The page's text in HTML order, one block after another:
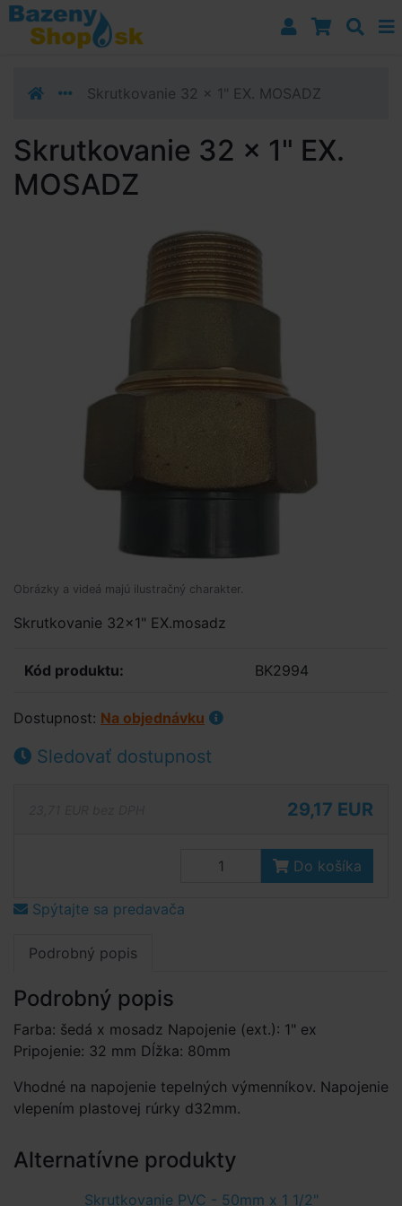
Prejsť k navigácii
Prejsť na obsah
Prejsť k bočnému stĺpci
Skrutkovanie 32 x 1" EX. MOSADZ
Skrutkovanie 32 x 1" EX.
MOSADZ
Obrázky a videá majú ilustračný charakter.
Skrutkovanie 32x1" EX.mosadz
Kód produktu: BK2994
Dostupnost: Na objednávku
Sledovať dostupnost
29,17 EUR
Do košíka
Spýtajte sa predavača
Podrobný popis
Podrobný popis
Farba: šedá x mosadz Napojenie (ext.): 1" ex
Pripojenie: 32 mm Dĺžka: 80mm
Vhodné na napojenie tepelných výmenníkov. Napojenie
vlepením plastovej rúrky d32mm.
Alternatívne produkty
Skrutkovanie PVC - 50mm x 1 1/2"